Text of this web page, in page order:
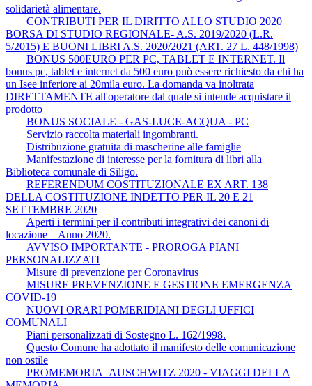
solidarietà alimentare.
CONTRIBUTI PER IL DIRITTO ALLO STUDIO 2020
BORSA DI STUDIO REGIONALE- A.S. 2019/2020 (L.R.
5/2015) E BUONI LIBRI A.S. 2020/2021 (ART. 27 L. 448/1998)
BONUS 500EURO PER PC, TABLET E INTERNET. Il
bonus pc, tablet e internet da 500 euro può essere richiesto da chi ha
un Isee inferiore ai 20mila euro. La domanda va inoltrata
DIRETTAMENTE all'operatore dal quale si intende acquistare il
prodotto
BONUS SOCIALE - GAS-LUCE-ACQUA - PC
Servizio raccolta materiali ingombranti.
Distribuzione gratuita di mascherine alle famiglie
Manifestazione di interesse per la fornitura di libri alla
Biblioteca comunale di Siligo.
REFERENDUM COSTITUZIONALE EX ART. 138
DELLA COSTITUZIONE INDETTO PER IL 20 E 21
SETTEMBRE 2020
Aperti i termini per il contributi integrativi dei canoni di
locazione – Anno 2020.
AVVISO IMPORTANTE - PROROGA PIANI
PERSONALIZZATI
Misure di prevenzione per Coronavirus
MISURE PREVENZIONE E GESTIONE EMERGENZA
COVID-19
NUOVI ORARI POMERIDIANI DEGLI UFFICI
COMUNALI
Piani personalizzati di Sostegno L. 162/1998.
Questo Comune ha adottato il manifesto delle comunicazione
non ostile
PROMEMORIA_AUSCHWITZ 2020 - VIAGGI DELLA